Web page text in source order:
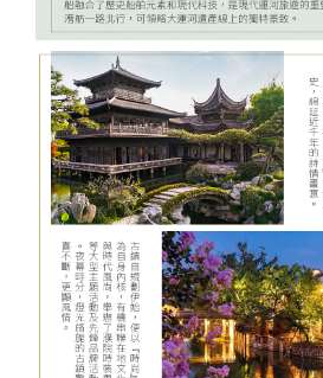
六人
小團
東
北．
東京
大阪
機加
酒
物館、
伽倻主
題公園
+韓服
體驗
+塗鴉
秀、韓
式下午
茶五天
（升等
３晚五
花酒
空膠囊
列車、
加耶主
題公
園、長
腳蟹吃
到飽五
天（五
花麗水
酒店１
晚+釜
山五花
堂童話
村、駱
駝體驗
五天
（升等
２晚五
花酒
店）
《不走
人蔘
+保
肝》
蒙．
北極
村
疆．
西藏
版六日
（奧黛
體驗、
龍蝦饗
宴、無
購物、
無自理
餐、
VIP通
關）6
人成行
【越捷
拿山一
票玩到
底、纜
車佛手
橋纜車
來回、
會安古
鎮．世
界文化
遺產、
迦南島
竹桶
酒、自
由行五
日
【菲律
賓航
空、2
人成
行】
【魅力
歐洲】
法比荷
～最愛
羅浮
宮、特
色三遊
船、絕
美羊角
村、運
河風車
城８日
【玩美
加族】
臥谷長
榮歡樂
美西９
日～優
勝美
地、大
峽谷國
家公
園、羚
羊峽
【國航
假期】
波蘭波
羅的海
三小國
（立陶
宛、拉
脫維
亞、愛
沙尼
亞）１
０天